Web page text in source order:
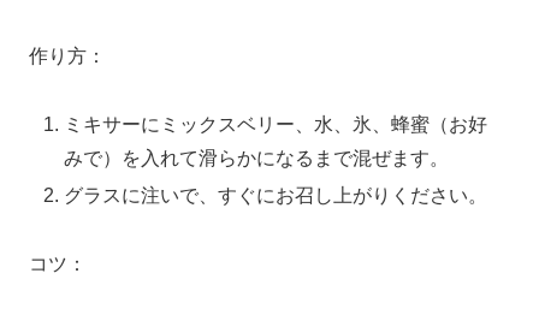
作り方：
ミキサーにミックスベリー、水、氷、蜂蜜（お好
みで）を入れて滑らかになるまで混ぜます。
グラスに注いで、すぐにお召し上がりください。
コツ：